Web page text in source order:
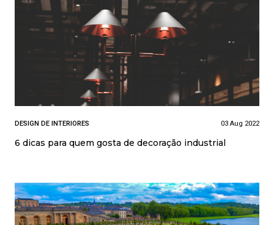
DESIGN DE INTERIORES 03 Aug 2022
6 dicas para quem gosta de decoração industrial